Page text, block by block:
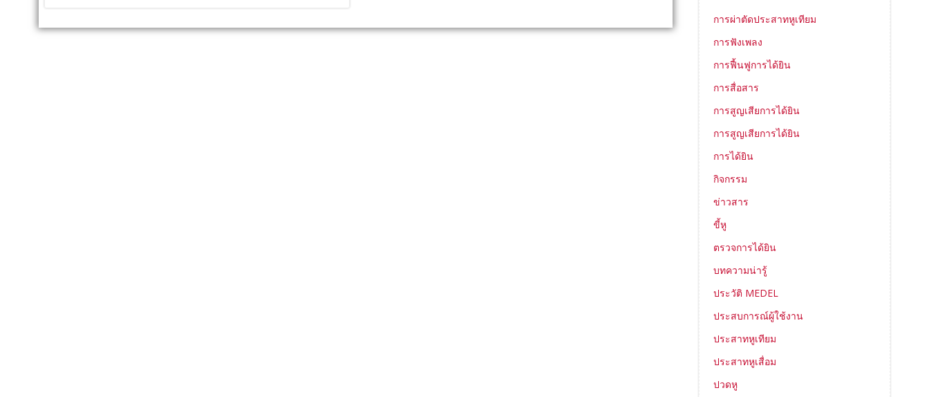
การผ่าตัดประสาทหูเทียม
การฟังเพลง
การฟื้นฟูการได้ยิน
การสื่อสาร
การสูญเสียการได้ยิน
การสูญเสียการได้ยิน
การได้ยิน
กิจกรรม
ข่าวสาร
ขี้หู
ตรวจการได้ยิน
บทความน่ารู้
ประวัติ MEDEL
ประสบการณ์ผู้ใช้งาน
ประสาทหูเทียม
ประสาทหูเสื่อม
ปวดหู